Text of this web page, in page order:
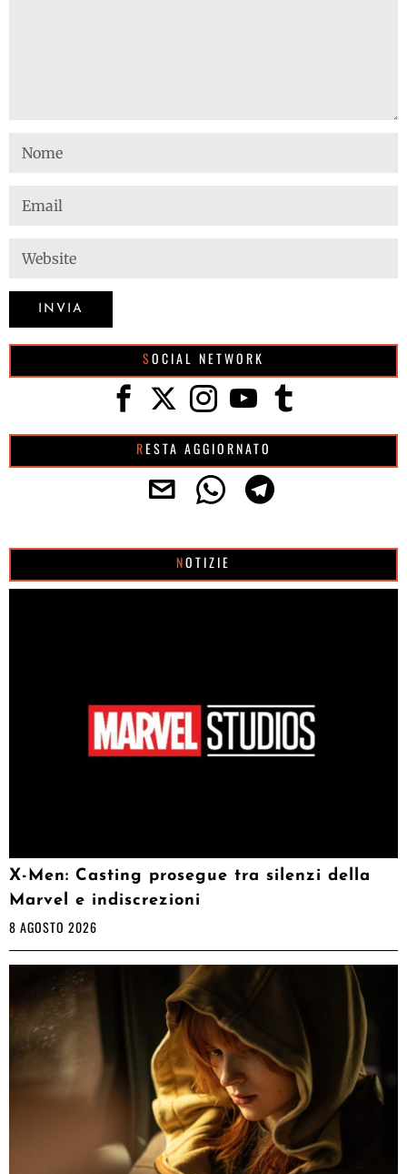
SOCIAL NETWORK
RESTA AGGIORNATO
NOTIZIE
X-Men: Casting prosegue tra silenzi della
Marvel e indiscrezioni
8 AGOSTO 2026